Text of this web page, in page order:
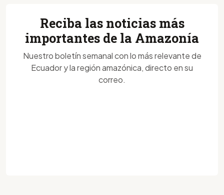
Reciba las noticias más
importantes de la Amazonía
Nuestro boletín semanal con lo más relevante de
Ecuador y la región amazónica, directo en su
correo.